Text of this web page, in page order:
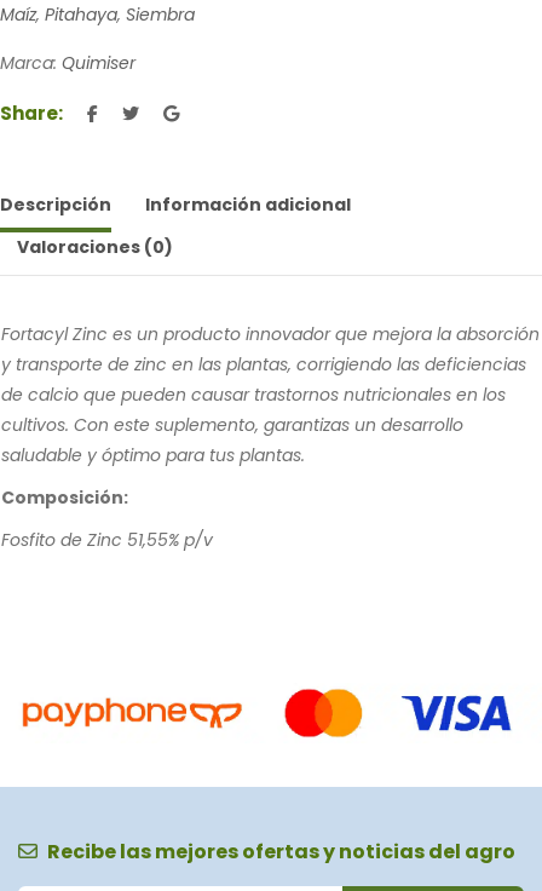
Maíz, Pitahaya, Siembra
Marca: Quimiser
Share:
Descripción
Información adicional
Valoraciones (0)
Fortacyl Zinc es un producto innovador que mejora la absorción
y transporte de zinc en las plantas, corrigiendo las deficiencias
de calcio que pueden causar trastornos nutricionales en los
cultivos. Con este suplemento, garantizas un desarrollo
saludable y óptimo para tus plantas.
Composición:
Fosfito de Zinc 51,55% p/v
Recibe las mejores ofertas y noticias del agro